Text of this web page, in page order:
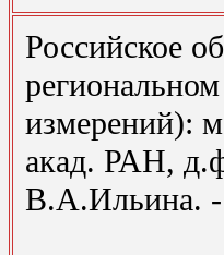
Российское
измерений):
акад. РАН,
В.А.Ильина.